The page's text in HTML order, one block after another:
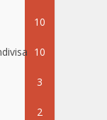
10
10
3
2